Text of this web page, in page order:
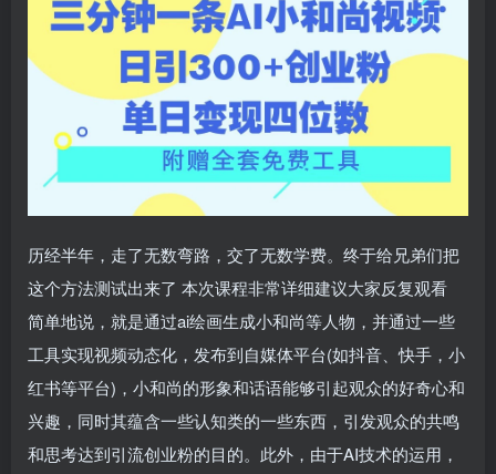
历经半年，走了无数弯路，交了无数学费。终于给兄弟们把
这个方法测试出来了 本次课程非常详细建议大家反复观看
简单地说，就是通过ai绘画生成小和尚等人物，并通过一些
工具实现视频动态化，发布到自媒体平台(如抖音、快手，小
红书等平台)，小和尚的形象和话语能够引起观众的好奇心和
兴趣，同时其蕴含一些认知类的一些东西，引发观众的共鸣
和思考达到引流创业粉的目的。此外，由于AI技术的运用，